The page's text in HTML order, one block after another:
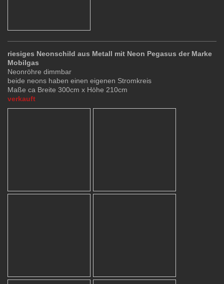
riesiges Neonschild aus Metall mit Neon Pegasus der Marke
Mobilgas
Neonröhre dimmbar
beide neons haben einen eigenen Stromkreis
Maße ca Breite 300cm x Höhe 210cm
verkauft